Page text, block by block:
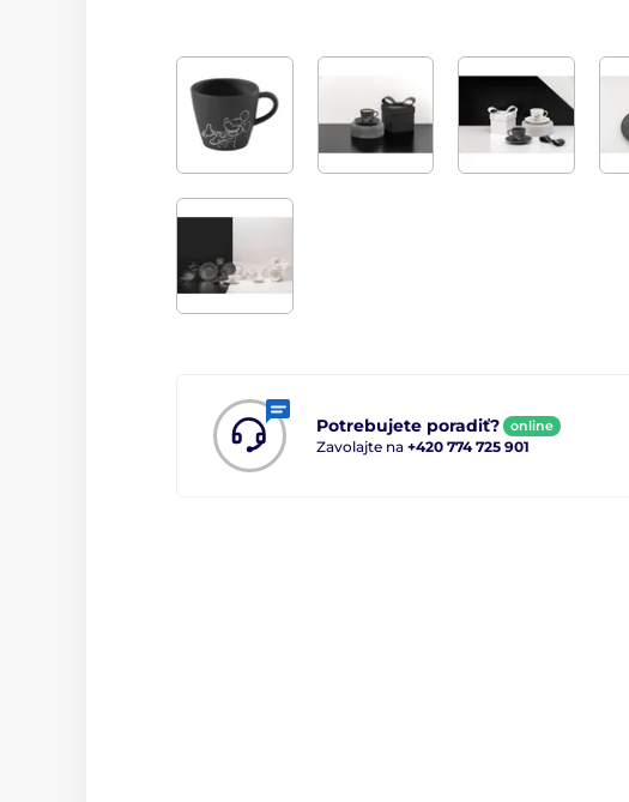
Potrebujete poradiť? online
Zavolajte na +420 774 725 901